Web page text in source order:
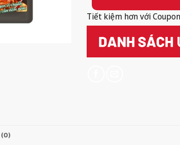
Tiết kiệm hơn với